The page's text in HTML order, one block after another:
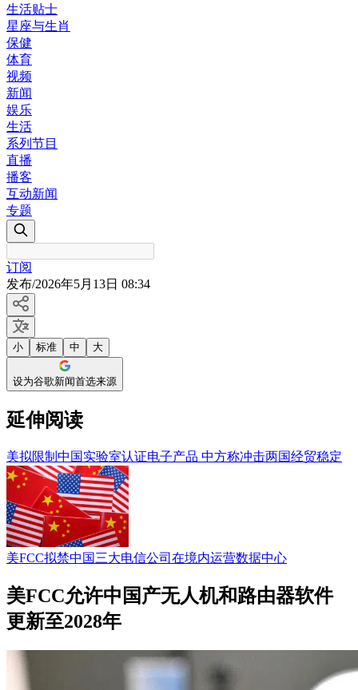
生活贴士
星座与生肖
保健
体育
视频
新闻
娱乐
生活
系列节目
直播
播客
互动新闻
专题
订阅
发布/2026年5月13日 08:34
小 标准 中 大
设为谷歌新闻首选来源
延伸阅读
美拟限制中国实验室认证电子产品 中方称冲击两国经贸稳定
美FCC拟禁中国三大电信公司在境内运营数据中心
美FCC允许中国产无人机和路由器软件
更新至2028年